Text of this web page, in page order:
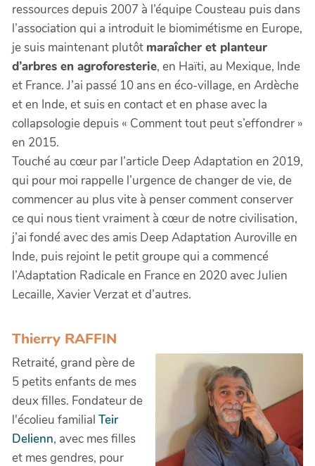
ressources depuis 2007 à l’équipe Cousteau puis dans
l’association qui a introduit le biomimétisme en Europe,
je suis maintenant plutôt maraîcher et planteur
d’arbres en agroforesterie, en Haïti, au Mexique, Inde
et France. J’ai passé 10 ans en éco-village, en Ardèche
et en Inde, et suis en contact et en phase avec la
collapsologie depuis « Comment tout peut s’effondrer »
en 2015.
Touché au cœur par l’article Deep Adaptation en 2019,
qui pour moi rappelle l’urgence de changer de vie, de
commencer au plus vite à penser comment conserver
ce qui nous tient vraiment à cœur de notre civilisation,
j’ai fondé avec des amis Deep Adaptation Auroville en
Inde, puis rejoint le petit groupe qui a commencé
l’Adaptation Radicale en France en 2020 avec Julien
Lecaille, Xavier Verzat et d’autres.
Thierry RAFFIN
Retraité, grand père de
5 petits enfants de mes
deux filles. Fondateur de
l'écolieu familial Teir
Delienn, avec mes filles
et mes gendres, pour